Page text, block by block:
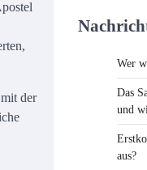
der
Wer
Das
und
aus?